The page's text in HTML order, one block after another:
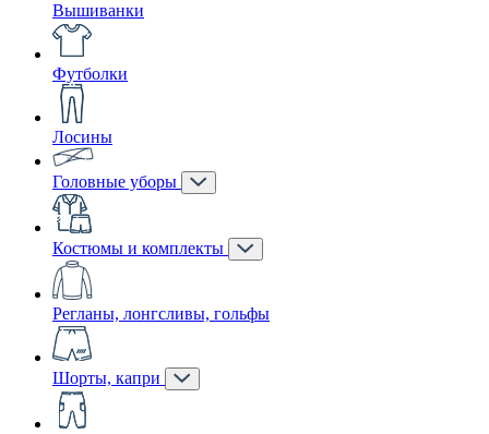
Вышиванки
Футболки
Лосины
Головные уборы
Костюмы и комплекты
Регланы, лонгсливы, гольфы
Шорты, капри